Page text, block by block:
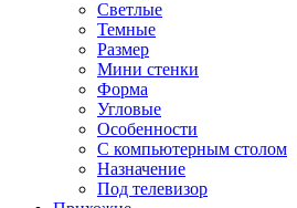
Светлые
Темные
Размер
Мини стенки
Форма
Угловые
Особенности
С компьютерным столом
Назначение
Под телевизор